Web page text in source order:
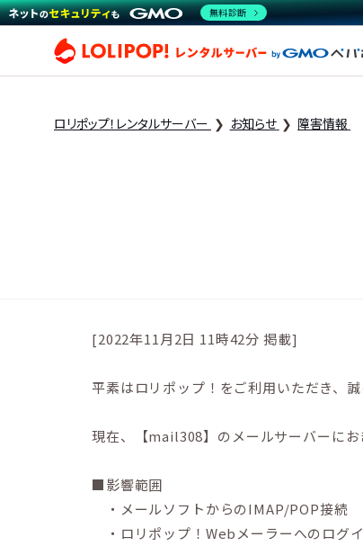
ロリポップ！レンタルサーバー お知らせ 障害情報
[2022年11月2日 11時42分 掲載]
平素はロリポップ！をご利用いただき、誠
現在、【mail308】のメールサーバーにお
■影響範囲
・メールソフトからのIMAP/POP接続
・ロリポップ！Webメーラーへのログ
無料診断